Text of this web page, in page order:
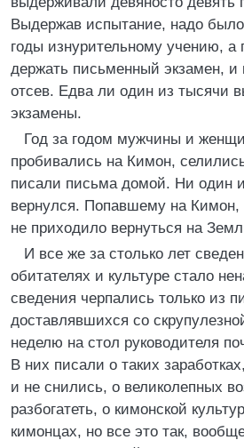
Выдержав испытание, надо
годы изнурительному учению, а
держать письменный экзамен, и
отсев. Едва ли один из тысячи
экзамены.
Год за годом мужчины и
пробивались на Кимон,
писали письма домой. Ни один
вернулся. Попавшему на Кимон,
не приходило вернуться на
И все же за столько лет
обитателях и культуре стало
сведения черпались только из
доставлявшихся со
неделю на стол руководителя
В них писали о таких
и не снились, о великолепных
разбогатеть, о кимонской
кимонцах, но все это так,